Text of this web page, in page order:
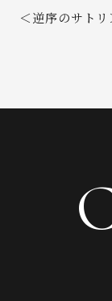
＜逆序のサト